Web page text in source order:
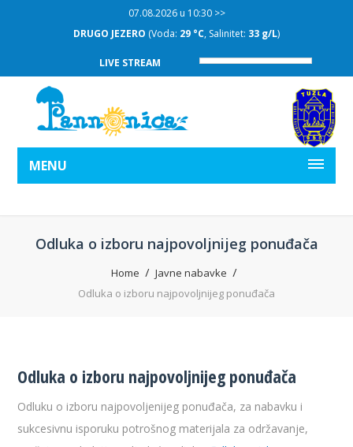
07.08.2026 u 10:30 >>
DRUGO JEZERO (Voda: 29 °C, Salinitet: 33 g/L)
LIVE STREAM
MENU
Odluka o izboru najpovoljnijeg ponuđača
Home
Javne nabavke
Odluka o izboru najpovoljnijeg ponuđača
Odluka o izboru najpovoljnijeg ponuđača
Odluku o izboru najpovoljenijeg ponuđača, za nabavku i
sukcesivnu isporuku potrošnog materijala za održavanje,